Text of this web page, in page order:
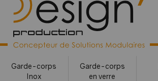
Garde-corps
Inox
Garde-corps
en verre